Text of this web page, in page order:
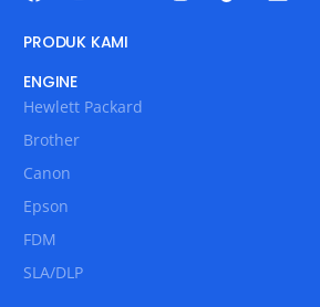
PRODUK KAMI
ENGINE
Hewlett Packard
Brother
Canon
Epson
FDM
SLA/DLP